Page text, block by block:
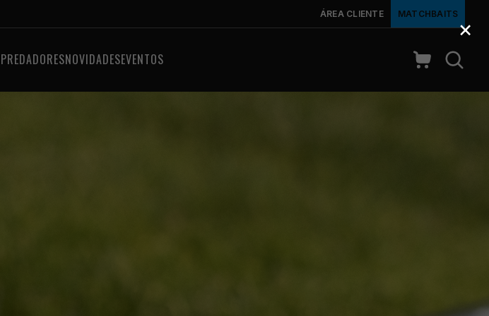
ÁREA CLIENTE MATCHBAITS
PREDADORESNOVIDADESEVENTOS
×